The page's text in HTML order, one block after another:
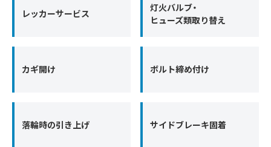
レッカーサービス
灯火バルブ・
ヒューズ類取り替え
カギ開け ボルト締め付け
落輪時の引き上げ サイドブレーキ固着